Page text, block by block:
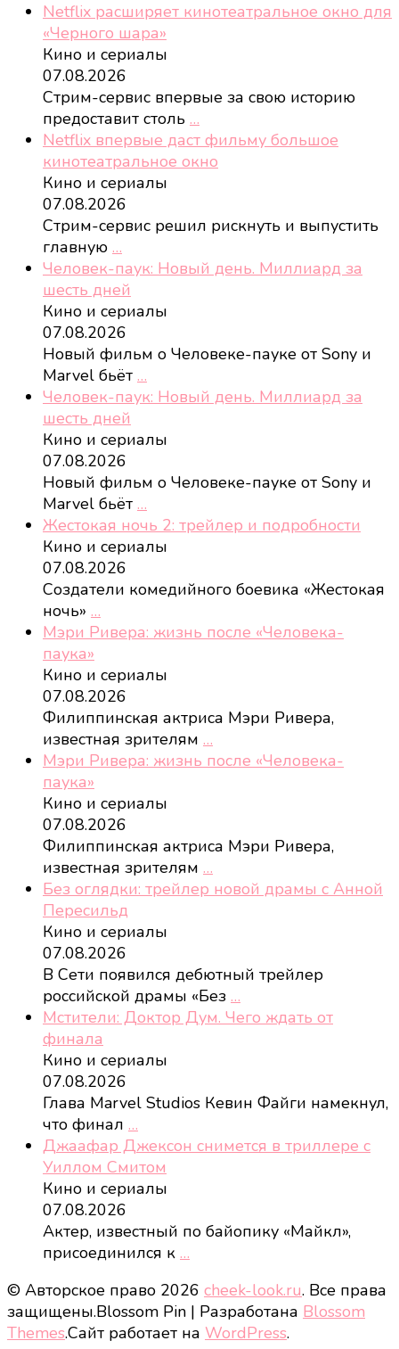
Netflix расширяет кинотеатральное окно для
«Черного шара»
Кино и сериалы
07.08.2026
Стрим-сервис впервые за свою историю
предоставит столь …
Netflix впервые даст фильму большое
кинотеатральное окно
Кино и сериалы
07.08.2026
Стрим-сервис решил рискнуть и выпустить
главную …
Человек-паук: Новый день. Миллиард за
шесть дней
Кино и сериалы
07.08.2026
Новый фильм о Человеке-пауке от Sony и
Marvel бьёт …
Человек-паук: Новый день. Миллиард за
шесть дней
Кино и сериалы
07.08.2026
Новый фильм о Человеке-пауке от Sony и
Marvel бьёт …
Жестокая ночь 2: трейлер и подробности
Кино и сериалы
07.08.2026
Создатели комедийного боевика «Жестокая
ночь» …
Мэри Ривера: жизнь после «Человека-
паука»
Кино и сериалы
07.08.2026
Филиппинская актриса Мэри Ривера,
известная зрителям …
Мэри Ривера: жизнь после «Человека-
паука»
Кино и сериалы
07.08.2026
Филиппинская актриса Мэри Ривера,
известная зрителям …
Без оглядки: трейлер новой драмы с Анной
Пересильд
Кино и сериалы
07.08.2026
В Сети появился дебютный трейлер
российской драмы «Без …
Мстители: Доктор Дум. Чего ждать от
финала
Кино и сериалы
07.08.2026
Глава Marvel Studios Кевин Файги намекнул,
что финал …
Джаафар Джексон снимется в триллере с
Уиллом Смитом
Кино и сериалы
07.08.2026
Актер, известный по байопику «Майкл»,
присоединился к …
© Авторское право 2026 cheek-look.ru. Все права
защищены.Blossom Pin | Разработана Blossom
Themes.Сайт работает на WordPress.